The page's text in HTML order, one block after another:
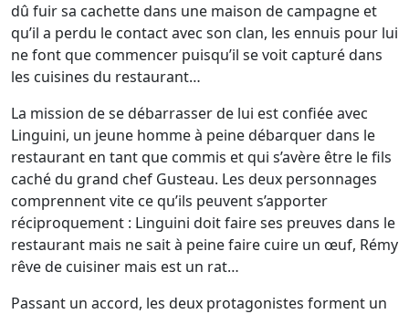
dû fuir sa cachette dans une maison de campagne et
qu’il a perdu le contact avec son clan, les ennuis pour lui
ne font que commencer puisqu’il se voit capturé dans
les cuisines du restaurant…
La mission de se débarrasser de lui est confiée avec
Linguini, un jeune homme à peine débarquer dans le
restaurant en tant que commis et qui s’avère être le fils
caché du grand chef Gusteau. Les deux personnages
comprennent vite ce qu’ils peuvent s’apporter
réciproquement : Linguini doit faire ses preuves dans le
restaurant mais ne sait à peine faire cuire un œuf, Rémy
rêve de cuisiner mais est un rat…
Passant un accord, les deux protagonistes forment un